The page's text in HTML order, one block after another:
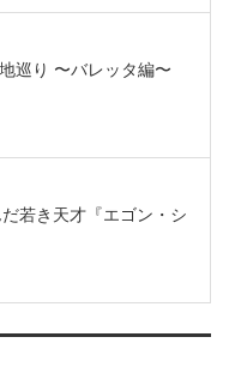
巡り 〜バレッタ編〜
若き天才『エゴン・シ